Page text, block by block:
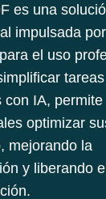
es una
impulsada
el uso
tareas
con IA,
optimizar
mejorando la
y liberando